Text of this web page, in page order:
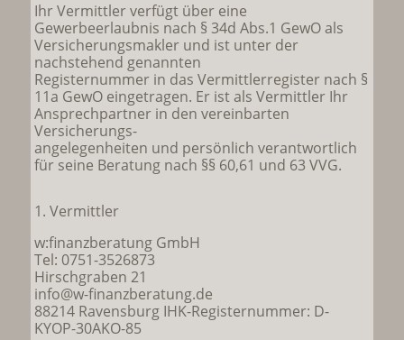
Ihr Vermittler verfügt über eine
Gewerbeerlaubnis nach § 34d Abs.1 GewO als
Versicherungsmakler und ist unter der
nachstehend genannten
Registernummer in das Vermittlerregister nach §
11a GewO eingetragen. Er ist als Vermittler Ihr
Ansprechpartner in den vereinbarten
Versicherungs-
angelegenheiten und persönlich verantwortlich
für seine Beratung nach §§ 60,61 und 63 VVG.
1. Vermittler
w:finanzberatung GmbH
Tel: 0751-3526873
Hirschgraben 21
info@w-finanzberatung.de
88214 Ravensburg IHK-Registernummer: D-
KYOP-30AKO-85